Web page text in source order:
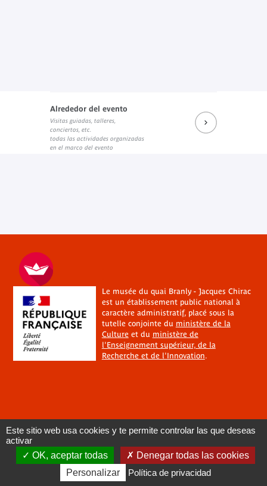
Alrededor del evento
Visitas guiadas, talleres,
conciertos, etc.
todas las actividades organizadas
en el marco del evento
Le musée du quai Branly - Jacques Chirac
est un établissement public national à
caractère administratif, placé sous la
tutelle conjointe du ministère de la
Cultureet du ministère de
l'Enseignement supérieur, de la
Recherche et de l'Innovation.
Este sitio web usa cookies y te permite controlar las que deseas
activar
OK, aceptar todas
Denegar todas las cookies
Personalizar
Política de privacidad